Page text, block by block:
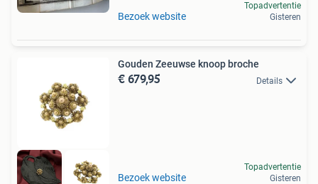
Bezoek website
Topadvertentie
Gisteren
Gouden Zeeuwse knoop broche
€ 679,95 Details
Bezoek website
Topadvertentie
Gisteren